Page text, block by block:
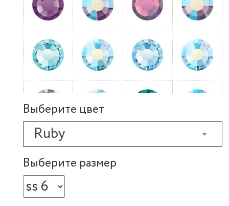
Выберите цвет
Ruby
Выберите размер